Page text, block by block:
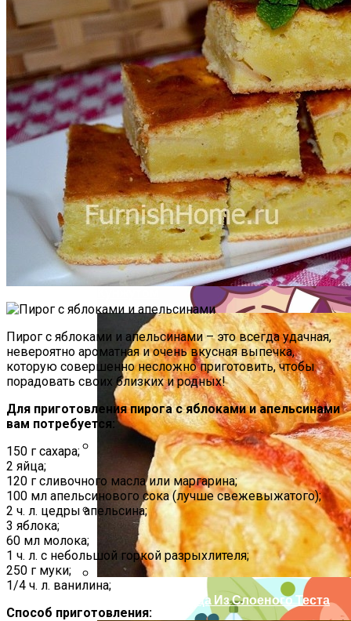
Почему Нельзя Повторно Кипятить
Воду Для Приготовления Чая Или Кофе
Как Повторно Использовать Воду
После Варки Риса
Полезные Советы, Которые Помогут
Скрыть Полный Живот
Идеи Для Свиданий: 16 Самых Лучших
Романтических Встреч Для Вас Двоих
Мясной Рулет С Соевым Соусом И
Необычная Пицца Из Слоеного Теста
Пирог с яблоками и апельсинами – это всегда удачная,
невероятно ароматная и очень вкусная выпечка,
которую совершенно несложно приготовить, чтобы
порадовать своих близких и родных!
Для приготовления пирога с яблоками и апельсинами
вам потребуется:
150 г сахара;
2 яйца;
120 г сливочного масла или маргарина;
100 мл апельсинового сока (лучше свежевыжатого);
2 ч. л. цедры апельсина;
3 яблока;
60 мл молока;
1 ч. л. с небольшой горкой разрыхлителя;
250 г муки;
1/4 ч. л. ванилина;
Способ приготовления: